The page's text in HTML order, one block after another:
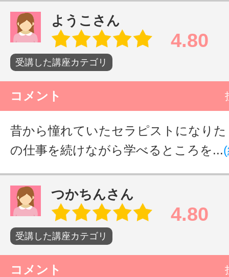
ようこさん
4.80
受講した講座カテゴリ
コメント
昔から憧れていたセラピストになり
の仕事を続けながら学べるところを...
つかちんさん
4.80
受講した講座カテゴリ
コメント